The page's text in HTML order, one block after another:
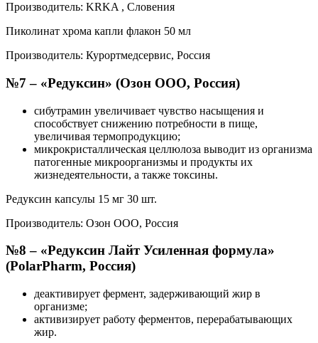
Производитель: KRKA , Словения
Пиколинат хрома капли флакон 50 мл
Производитель: Курортмедсервис, Россия
№7 – «Редуксин» (Озон ООО, Россия)
сибутрамин увеличивает чувство насыщения и
способствует снижению потребности в пище,
увеличивая термопродукцию;
микрокристаллическая целлюлоза выводит из организма
патогенные микроорганизмы и продукты их
жизнедеятельности, а также токсины.
Редуксин капсулы 15 мг 30 шт.
Производитель: Озон ООО, Россия
№8 – «Редуксин Лайт Усиленная формула»
(PolarPharm, Россия)
деактивирует фермент, задерживающий жир в
организме;
активизирует работу ферментов, перерабатывающих
жир.